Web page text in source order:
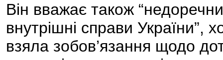
Він вважає також
внутрішні справи України”,
взяла зобов’язання щодо